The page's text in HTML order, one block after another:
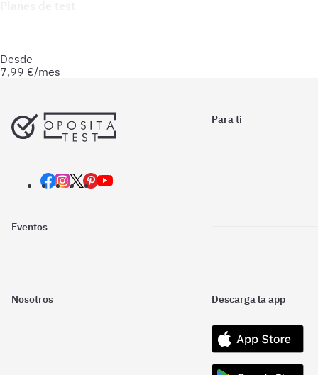
Desde
7,99 €/mes
Para ti
Eventos
Nosotros Descarga la app